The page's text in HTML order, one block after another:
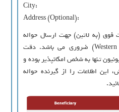
City:
Address (Optional):
فوق (به لاتين) جهت ارسال حواله
وسترن يونيون (Western Union) ضروري مي باشد. دقت
تنها به شخص امکانپذير بوده و
اين اطلاعات را از گیرنده حواله